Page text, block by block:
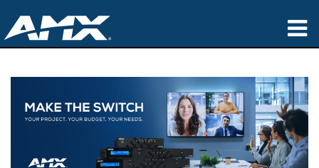
Where To Buy